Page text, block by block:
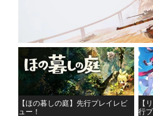
【ほの暮しの庭】先行プレイレビ
ュー！
【
行